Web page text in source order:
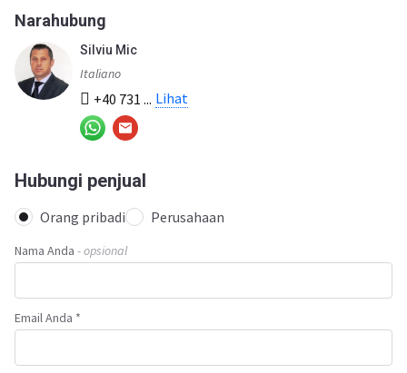
Narahubung
Silviu Mic
Italiano
+40 731 ... Lihat
Hubungi penjual
Orang pribadi Perusahaan
Nama Anda - opsional
Email Anda *